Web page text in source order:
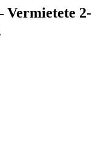
Vermietete 2-